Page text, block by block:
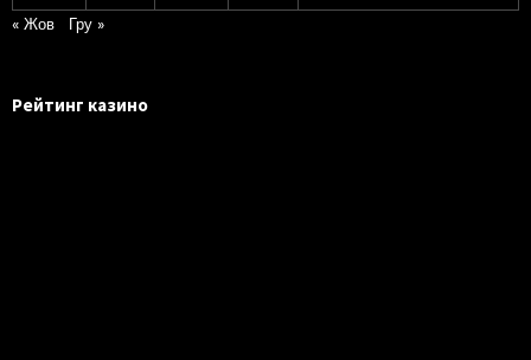
« Жов Гру »
Рейтинг казино